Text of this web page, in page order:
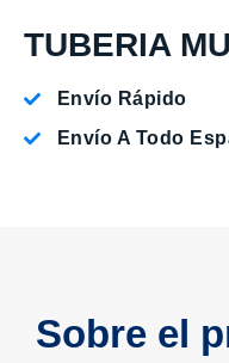
TUBERIA
Envío Rápido
Envío A Todo
Sobre el